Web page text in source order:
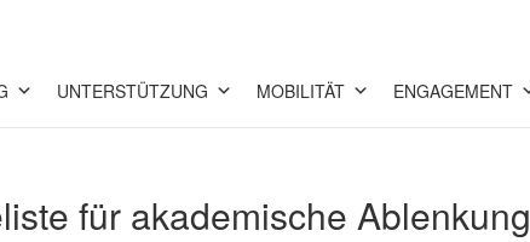
UNTERSTÜTZUNG MOBILITÄT ENGAGEMENT
für akademische Ablenkung